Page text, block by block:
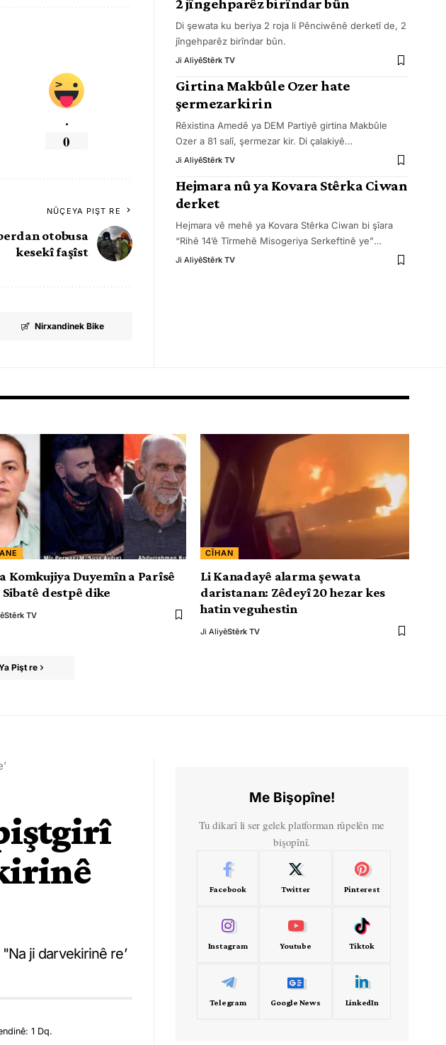
.
0
NÛÇEYA PIŞT RE
otobusa
kesekî faşîst
Nirxandinek Bike
2 jîngehparêz birîndar bûn
Di şewata ku beriya 2 roja li Pênciwênê derketî de, 2
jîngehparêz birîndar bûn.
Ji AliyêStêrk TV
Girtina Makbûle Ozer hate
şermezarkirin
Rêxistina Amedê ya DEM Partiyê girtina Makbûle
Ozer a 81 salî, şermezar kir. Di çalakiyê…
Ji AliyêStêrk TV
Hejmara nû ya Kovara Stêrka Ciwan
derket
Hejmara vê mehê ya Kovara Stêrka Ciwan bi şîara
“Rihê 14’ê Tîrmehê Misogeriya Serkeftinê ye”…
Ji AliyêStêrk TV
Komkujiya Duyemîn a Parîsê
Sibatê destpê dike
Stêrk TV
CÎHAN
Li Kanadayê alarma şewata
daristanan: Zêdeyî 20 hezar kes
hatin veguhestin
Ji AliyêStêrk TV
Pişt re
ji darvekirinê re’
1 Dq.
Me Bişopîne!
Tu dikarî li ser gelek platforman rûpelên me
bişopînî.
Facebook Twitter Pinterest
Instagram Youtube Tiktok
Telegram Google News LinkedIn